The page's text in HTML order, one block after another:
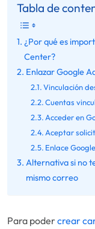
Tabla de
¿Por qué es
Center?
Enlazar Google
Vinculación
Cuentas
Acceder en
Aceptar
Enlace
Alternativa si no
mismo correo
Para podercrear